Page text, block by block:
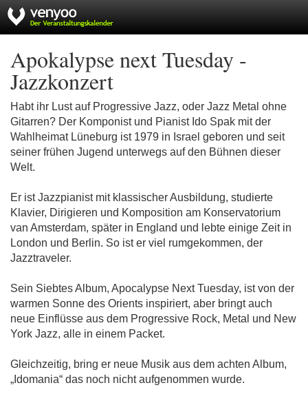
Apokalypse next Tuesday -
Jazzkonzert
Habt ihr Lust auf Progressive Jazz, oder Jazz Metal ohne
Gitarren? Der Komponist und Pianist Ido Spak mit der
Wahlheimat Lüneburg ist 1979 in Israel geboren und seit
seiner frühen Jugend unterwegs auf den Bühnen dieser
Welt.
Er ist Jazzpianist mit klassischer Ausbildung, studierte
Klavier, Dirigieren und Komposition am Konservatorium
van Amsterdam, später in England und lebte einige Zeit in
London und Berlin. So ist er viel rumgekommen, der
Jazztraveler.
Sein Siebtes Album, Apocalypse Next Tuesday, ist von der
warmen Sonne des Orients inspiriert, aber bringt auch
neue Einflüsse aus dem Progressive Rock, Metal und New
York Jazz, alle in einem Packet.
Gleichzeitig, bring er neue Musik aus dem achten Album,
„Idomania“ das noch nicht aufgenommen wurde.